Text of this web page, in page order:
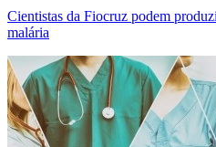
Cientistas da Fiocruz podem
malária